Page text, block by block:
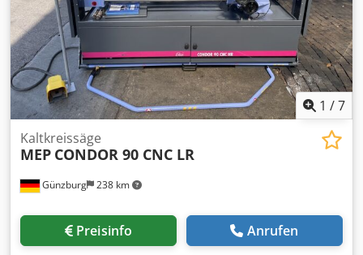
Spannung: 500 V • Motorleistung: ca. 1,8 bis 2,6 kW •
Frequenz: 50 Hz • Ausführung: Drehstrom • Mit
Schraubstock und mechanischem Vorschub Zustand:
Gebrauchter Zustand, altersentsprechend. Maschine ist
massiv gebaut und eignet sich gut zur Aufarbeitung oder
direkt für den Einsatz. Optisch mit Gebrauchsspuren
1 /7
Günzburg 238 km
Kaltkreissäge
MEP CONDOR 90 CNC LR
Preisinfo Anrufen